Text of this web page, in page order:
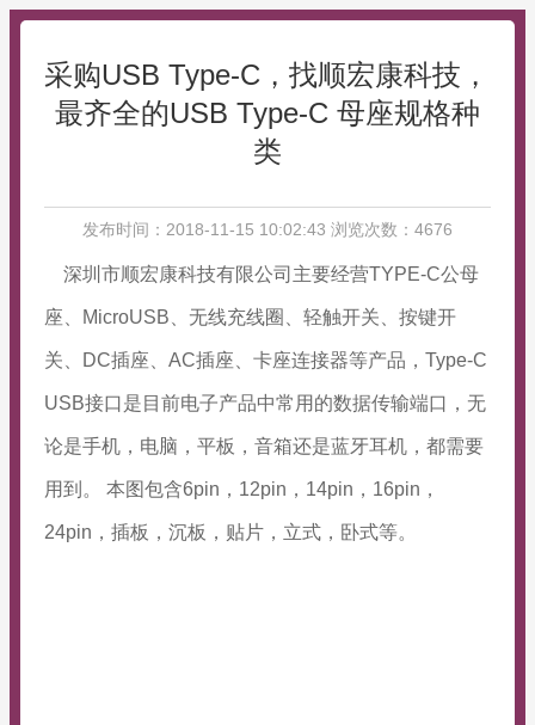
采购USB Type-C，找顺宏康科技，
最齐全的USB Type-C 母座规格种
类
发布时间：2018-11-15 10:02:43 浏览次数：4676
深圳市顺宏康科技有限公司 主要经营TYPE-C公母
座、MicroUSB、无线充线圈、轻触开关、按键开
关、DC插座、AC插座、卡座连接器等产品，Type-C
USB接口是目前电子产品中常用的数据传输端口，无
论是手机，电脑，平板，音箱还是蓝牙耳机，都需要
用到。 本图包含6pin，12pin，14pin，16pin，
24pin，插板，沉板，贴片，立式，卧式等。